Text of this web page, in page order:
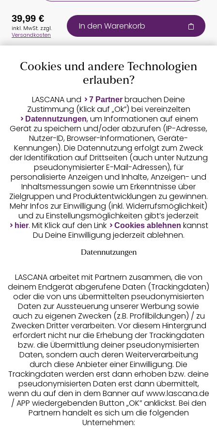
Auszeichnungen
Geprüfte Sicherheit
Unsere Apps
Services
Beratung
Über uns
Rechtliches
39,99 €
inkl. MwSt. zzgl.
Versandkosten
In den Warenkorb
Cookies und andere Technologien
erlauben?
LASCANA und 7 Partner brauchen Deine
Zustimmung (Klick auf „Ok”) bei vereinzelten
Datennutzungen, um Informationen auf einem
Gerät zu speichern und/oder abzurufen (IP-Adresse,
Nutzer-ID, Browser-Informationen, Geräte-
Kennungen). Die Datennutzung erfolgt zum Zweck
der Identifikation auf Drittseiten (auch unter Nutzung
pseudonymisierter E-Mail-Adressen), für
personalisierte Anzeigen und Inhalte, Anzeigen- und
Inhaltsmessungen sowie um Erkenntnisse über
Zielgruppen und Produktentwicklungen zu gewinnen.
Mehr Infos zur Einwilligung (inkl. Widerrufsmöglichkeit)
und zu Einstellungsmöglichkeiten gibt’s jederzeit
hier. Mit Klick auf den Link Cookies ablehnen kannst
Du Deine Einwilligung jederzeit ablehnen.
Datennutzungen
LASCANA arbeitet mit Partnern zusammen, die von
deinem Endgerät abgerufene Daten (Trackingdaten)
oder die von uns übermittelten pseudonymisierten
Daten zur Aussteuerung unserer Werbung sowie
auch zu eigenen Zwecken (z.B. Profilbildungen) / zu
Zwecken Dritter verarbeiten. Vor diesem Hintergrund
erfordert nicht nur die Erhebung der Trackingdaten
bzw. die Übermittlung deiner pseudonymisierten
Daten, sondern auch deren Weiterverarbeitung
durch diese Anbieter einer Einwilligung. Die
Trackingdaten werden erst dann erhoben bzw. deine
pseudonymisierten Daten erst dann übermittelt,
wenn du auf den in dem Banner auf www.lascana.de
/ APP wiedergebenden Button „OK” anklickst. Bei den
Partnern handelt es sich um die folgenden
Unternehmen: